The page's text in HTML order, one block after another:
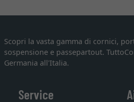
Scopri la vasta gamma di cornici,
sospensione e passepartout.
Germania all'Italia.
Service